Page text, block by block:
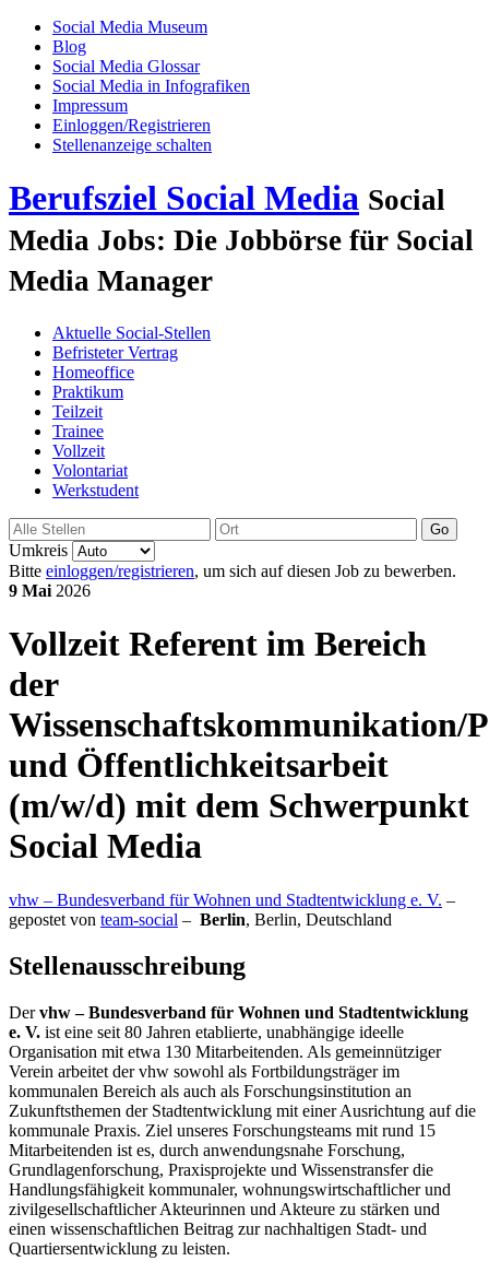
Social Media Museum
Blog
Social Media Glossar
Social Media in Infografiken
Impressum
Einloggen/Registrieren
Stellenanzeige schalten
Berufsziel Social Media Social
Media Jobs: Die Jobbörse für Social
Media Manager
Aktuelle Social-Stellen
Befristeter Vertrag
Homeoffice
Praktikum
Teilzeit
Trainee
Vollzeit
Volontariat
Werkstudent
Go
Umkreis
Bitte einloggen/registrieren, um sich auf diesen Job zu bewerben.
9 Mai 2026
Vollzeit Referent im Bereich
der
Wissenschaftskommunikation/
und Öffentlichkeitsarbeit
(m/w/d) mit dem Schwerpunkt
Social Media
vhw – Bundesverband für Wohnen und Stadtentwicklung e. V. –
gepostet von team-social – Berlin, Berlin, Deutschland
Stellenausschreibung
Dervhw – Bundesverband für Wohnen und Stadtentwicklung
e. V. ist eine seit 80 Jahren etablierte, unabhängige ideelle
Organisation mit etwa 130 Mitarbeitenden. Als gemeinnütziger
Verein arbeitet der vhw sowohl als Fortbildungsträger im
kommunalen Bereich als auch als Forschungsinstitution an
Zukunftsthemen der Stadtentwicklung mit einer Ausrichtung auf die
kommunale Praxis. Ziel unseres Forschungsteams mit rund 15
Mitarbeitenden ist es, durch anwendungsnahe Forschung,
Grundlagenforschung, Praxisprojekte und Wissenstransfer die
Handlungsfähigkeit kommunaler, wohnungswirtschaftlicher und
zivilgesellschaftlicher Akteurinnen und Akteure zu stärken und
einen wissenschaftlichen Beitrag zur nachhaltigen Stadt- und
Quartiersentwicklung zu leisten.